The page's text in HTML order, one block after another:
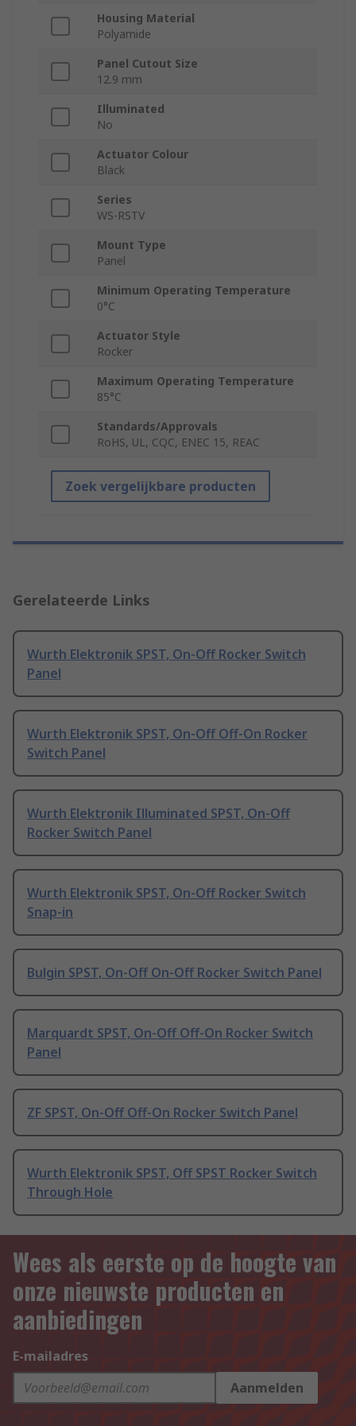
Housing Material
Polyamide
Panel Cutout Size
12.9 mm
Illuminated
No
Actuator Colour
Black
Series
WS-RSTV
Mount Type
Panel
Minimum Operating Temperature
0°C
Actuator Style
Rocker
Maximum Operating Temperature
85°C
Standards/Approvals
RoHS, UL, CQC, ENEC 15, REAC
Zoek vergelijkbare producten
Gerelateerde Links
Wurth Elektronik SPST, On-Off Rocker Switch
Panel
Wurth Elektronik SPST, On-Off Off-On Rocker
Switch Panel
Wurth Elektronik Illuminated SPST, On-Off
Rocker Switch Panel
Wurth Elektronik SPST, On-Off Rocker Switch
Snap-in
Bulgin SPST, On-Off On-Off Rocker Switch Panel
Marquardt SPST, On-Off Off-On Rocker Switch
Panel
ZF SPST, On-Off Off-On Rocker Switch Panel
Wurth Elektronik SPST, Off SPST Rocker Switch
Through Hole
Wees als eerste op de hoogte van
onze nieuwste producten en
aanbiedingen
E-mailadres
Aanmelden